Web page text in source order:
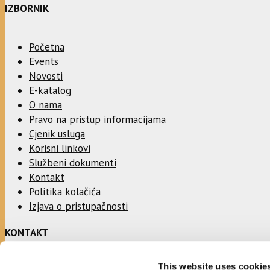
This website uses
IZBORNIK
Početna
Events
Novosti
E-katalog
O nama
Pravo na pristup informacijama
Cjenik usluga
Korisni linkovi
Službeni dokumenti
Kontakt
Politika kolačića
Izjava o pristupačnosti
KONTAKT